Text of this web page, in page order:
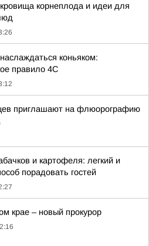
корнеплода и идеи для
коньяком:
правило 4С
приглашают на флюорографию
и картофеля: легкий и
порадовать гостей
крае – новый прокурор